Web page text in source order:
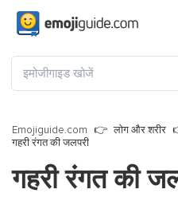
Emojiguide.com लोग और शरीर
गहरी रंगत की जलपरी
गहरी रंगत की